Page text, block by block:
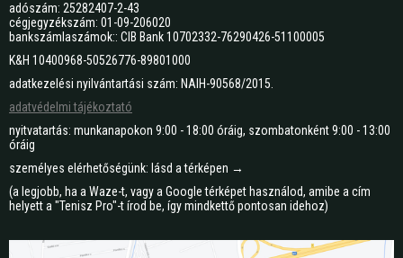
adószám: 25282407-2-43
cégjegyzékszám: 01-09-206020
bankszámlaszámok:: CIB Bank 10702332-76290426-51100005
K&H 10400968-50526776-89801000
adatkezelési nyilvántartási szám: NAIH-90568/2015.
adatvédelmi tájékoztató
nyitvatartás: munkanapokon 9:00 - 18:00 óráig, szombatonként 9:00 - 13:00
óráig
személyes elérhetőségünk: lásd a térképen →
(a legjobb, ha a Waze-t, vagy a Google térképet használod, amibe a cím
helyett a "Tenisz Pro"-t írod be, így mindkettő pontosan idehoz)